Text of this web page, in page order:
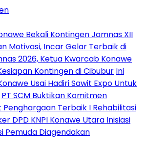
Bekali Kontingen Jamnas XII
Motivasi, Incar Gelar Terbaik di
2026, Ketua Kwarcab Konawe
Kontingen di Cibubur Ini
Usai Hadiri Sawit Expo Untuk
PT SCM Buktikan Komitmen
Penghargaan Terbaik I Rehabilitasi
DPD KNPI Konawe Utara Inisiasi
Pemuda Diagendakan